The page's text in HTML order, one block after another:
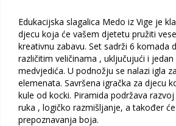
Edukacijska slagalica Medo iz Vige je
djecu koja će vašem djetetu pružiti
kreativnu zabavu. Set sadrži 6 komada
različitim veličinama , uključujući i jedan
medvjedića. U podnožju se nalazi igla
elemenata. Savršena igračka za djecu
kule od kocki. Piramida podržava
ruka , logičko razmišljanje, a također
prepoznavanja boja.